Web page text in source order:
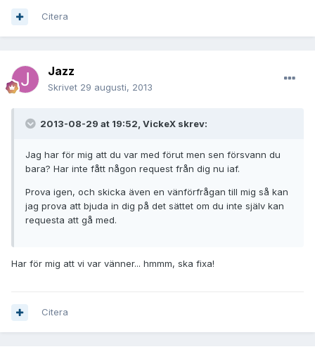
Citera
Jazz
Skrivet 29 augusti, 2013
2013-08-29 at 19:52, VickeX skrev:
Jag har för mig att du var med förut men sen försvann du
bara? Har inte fått någon request från dig nu iaf.
Prova igen, och skicka även en vänförfrågan till mig så kan
jag prova att bjuda in dig på det sättet om du inte själv kan
requesta att gå med.
Har för mig att vi var vänner... hmmm, ska fixa!
Citera